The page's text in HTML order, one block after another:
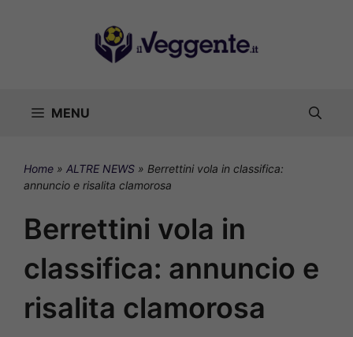
MENU
Home » ALTRE NEWS » Berrettini vola in classifica:
annuncio e risalita clamorosa
Berrettini vola in
classifica: annuncio e
risalita clamorosa